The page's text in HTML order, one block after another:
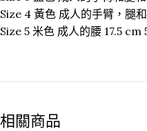
Size 4 黃色 成人的手臂，腿
Size 5 米色 成人的腰 17.5 cm
相關商品